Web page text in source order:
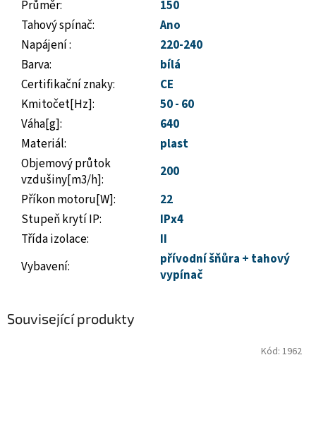
Průměr:
150
Tahový spínač:
Ano
Napájení:
220-240
Barva:
bílá
Certifikační znaky:
CE
Kmitočet[Hz]:
50 - 60
Váha[g]:
640
Materiál:
plast
Objemový průtok
vzdušiny[m3/h]:
200
Příkon motoru[W]:
22
Stupeň krytí IP:
IPx4
Třída izolace:
II
Vybavení:
přívodní šňůra + tahový
vypínač
Související produkty
Kód: 1962